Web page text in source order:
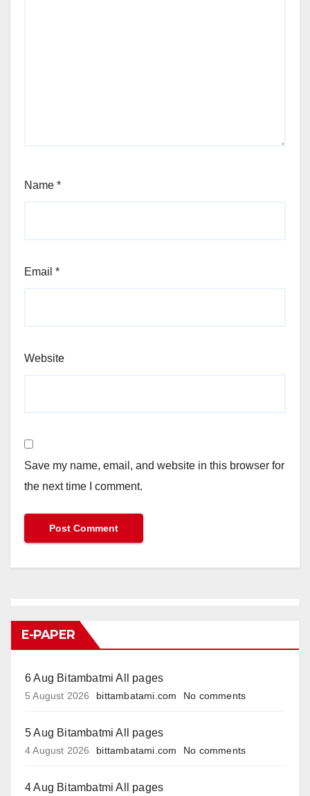
Name *
Email *
Website
Save my name, email, and website in this browser for
the next time I comment.
E-PAPER
6 Aug Bitambatmi All pages
5 August 2026 bittambatami.com No comments
5 Aug Bitambatmi All pages
4 August 2026 bittambatami.com No comments
4 Aug Bitambatmi All pages